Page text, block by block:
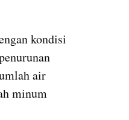
kondisi
air
minum